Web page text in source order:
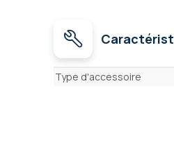
Caractéristiques
Type d'accessoire